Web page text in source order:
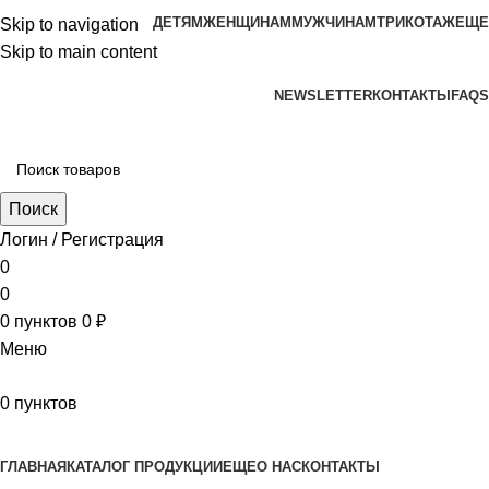
Skip to navigation
Skip to main content
ДЕТЯМЖЕНЩИНАМ МУЖЧИНАМТРИКОТАЖЕЩЕ
aritekstil@mail.ru +79226990188 , +79097440850…
NEWSLETTERКОНТАКТЫ FAQS
Поиск
Логин / Регистрация
0
0
0 пунктов 0 ₽
Меню
0 пунктов
ГЛАВНАЯ КАТАЛОГ ПРОДУКЦИИ ЕЩЕО НАСКОНТАКТЫ